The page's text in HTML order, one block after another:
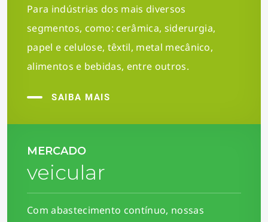
Para indústrias dos mais diversos
segmentos, como: cerâmica, siderurgia,
papel e celulose, têxtil, metal mecânico,
alimentos e bebidas, entre outros.
SAIBA MAIS
MERCADO
veicular
Com abastecimento contínuo, nossas